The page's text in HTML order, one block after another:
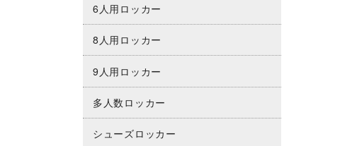
6人用ロッカー
8人用ロッカー
9人用ロッカー
多人数ロッカー
シューズロッカー